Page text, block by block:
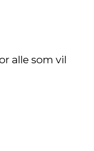
alle som vil